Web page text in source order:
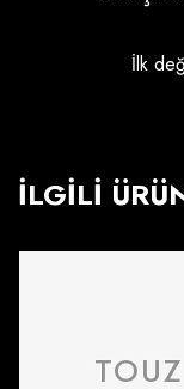
İlk
İLGILI
TOUZ